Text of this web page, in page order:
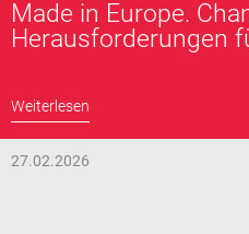
Made in Europe.
Herausforderungen
Weiterlesen
27.02.2026